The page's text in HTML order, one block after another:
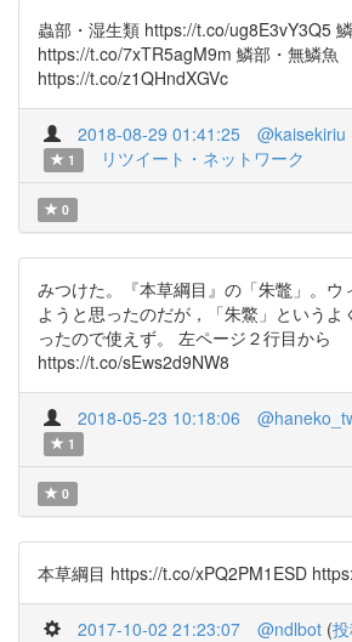
蟲部・湿生類 https://t.co/ug8E3vY3Q5
https://t.co/7xTR5agM9m 鱗部・無鱗魚
https://t.co/z1QHndXGVc
2018-08-29 01:41:25 @kaisekiriu
1
リツイート・ネットワーク
0
みつけた。『本草綱目』の「朱鼈」。ウ
ようと思ったのだが，「朱鱉」というよ
ったので使えず。 左ページ２行目から
https://t.co/sEws2d9NW8
2018-05-23 10:18:06
1
0
本草綱目 https://t.co/xPQ2PM1ESD
2017-10-02 21:23:07 @ndlbot (